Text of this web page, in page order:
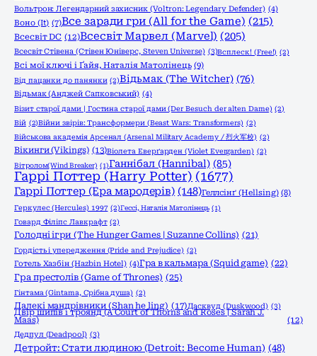
Вольтрон: Легендарний захисник (Voltron: Legendary Defender) (4)
Воно (It) (7)Все заради гри (All for the Game) (215)
Всесвіт DC (12)Всесвіт Марвел (Marvel) (205)
Всесвіт Стівена (Стівен Юніверс, Steven Universe) (3)Всплеск! (Free!) (2)
Всі мої ключі і Ґайя, Наталія Матолінець (9)
Від пацанки до панянки (2)Відьмак (The Witcher) (76)
Відьмак (Анджей Сапковський) (4)
Візит старої дами | Гостина старої дами (Der Besuch der alten Dame) (2)
Вій (2)Війни звірів: Трансформери (Beast Wars: Transformers) (2)
Військова академія Арсенал (Arsenal Military Academy / 烈火军校) (2)
Вікинги (Vikings) (13)Віолета Еверґарден (Violet Evergarden) (2)
Вітролом(Wind Breaker) (1)Ганнібал (Hannibal) (85)
Гаррі Поттер (Harry Potter) (1677)
Гаррі Поттер (Ера мародерів) (148)Геллсінґ (Hellsing) (8)
Геркулес (Hercules) 1997 (2)Гессі, Наталія Матолінець (1)
Говард Філіпс Лавкрафт (2)
Голодні ігри (The Hunger Games | Suzanne Collins) (21)
Гордість і упередження (Pride and Prejudice) (2)
Готель Хазбін (Hazbin Hotel) (4)Гра в кальмара (Squid game) (22)
Гра престолів (Game of Thrones) (25)
Гінтама (Gintama, Срібна душа) (2)
Далекі мандрівники (Shan he ling) (17)Дасквуд (Duskwood) (3)
Двір шипів і троянд (A Court of Thorns and Roses | Sarah J.
Maas) (12)
Дедпул (Deadpool) (3)
Детройт: Стати людиною (Detroit: Become Human) (48)